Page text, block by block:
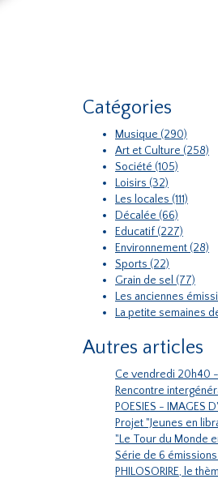
Catégories
Musique (290)
Art et Culture (258)
Société (105)
Loisirs (32)
Les locales (111)
Décalée (66)
Educatif (227)
Environnement (28)
Sports (22)
Grain de sel (77)
Les anciennes
La petite semaines
Autres articles
Ce vendredi 20h40
Rencontre
POESIES -
Projet "Jeunes en
"Le Tour du Monde
Série de 6
PHILOSORIRE, le